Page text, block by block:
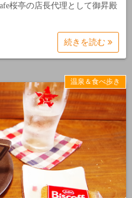
桜亭の店長代理として御昇殿
続きを読む
温泉＆食べ歩き